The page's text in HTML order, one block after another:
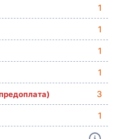
1
1
1
1
3
1